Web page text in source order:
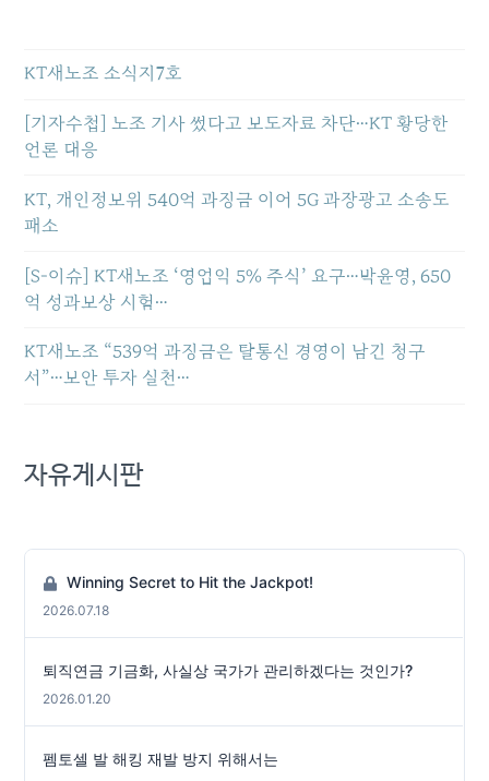
KT새노조 소식지7호
[기자수첩] 노조 기사 썼다고 보도자료 차단…KT 황당한
언론 대응
KT, 개인정보위 540억 과징금 이어 5G 과장광고 소송도
패소
[S-이슈] KT새노조 ‘영업익 5% 주식’ 요구…박윤영, 650
억 성과보상 시험…
KT새노조 “539억 과징금은 탈통신 경영이 남긴 청구
서”…보안 투자 실천…
자유게시판
Winning Secret to Hit the Jackpot!
2026.07.18
퇴직연금 기금화, 사실상 국가가 관리하겠다는 것인가?
2026.01.20
펨토셀 발 해킹 재발 방지 위해서는